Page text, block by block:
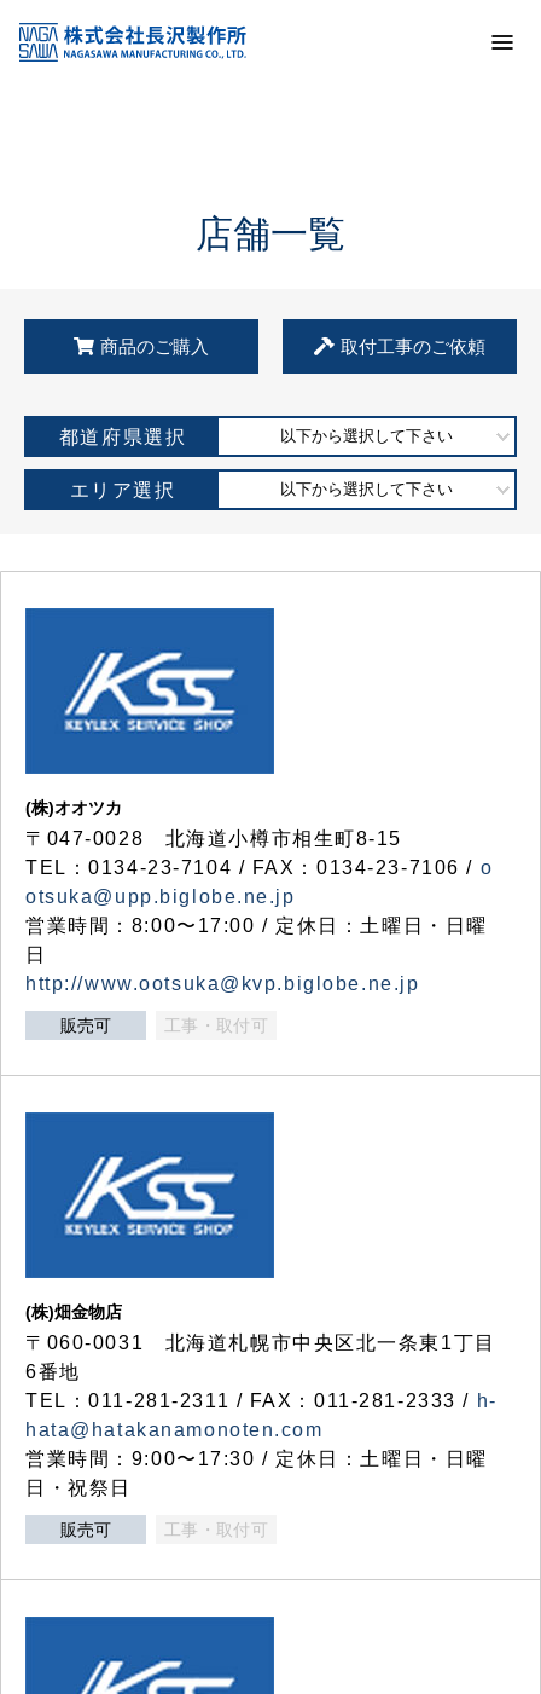
KSS加盟店・取扱店情報
店舗一覧
店舗一覧
商品のご購入 取付工事のご依頼
都道府県選択 以下から選択して下さい
エリア選択 以下から選択して下さい
(株)オオツカ
〒047-0028 北海道小樽市相生町8-15
TEL：0134-23-7104 / FAX：0134-23-7106 / o
otsuka@upp.biglobe.ne.jp
営業時間：8:00〜17:00 / 定休日：土曜日・日曜
日
http://www.ootsuka@kvp.biglobe.ne.jp
販売可 工事・取付可
(株)畑金物店
〒060-0031 北海道札幌市中央区北一条東1丁目
6番地
TEL：011-281-2311 / FAX：011-281-2333 / h-
hata@hatakanamonoten.com
営業時間：9:00〜17:30 / 定休日：土曜日・日曜
日・祝祭日
販売可 工事・取付可